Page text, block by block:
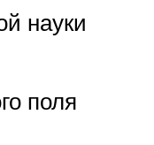
науки
поля